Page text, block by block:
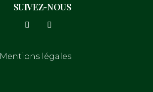
SUIVEZ-NOUS
Mentions légales